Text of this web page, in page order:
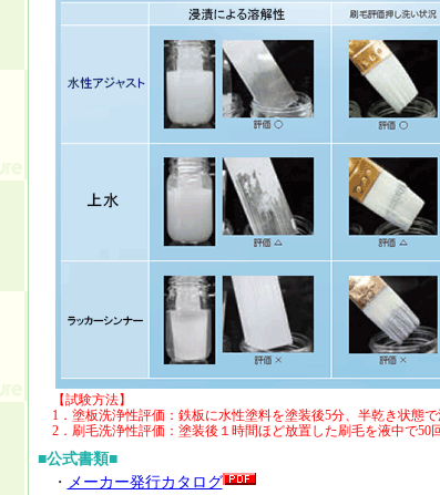
【試験方法】
1．塗板洗浄性評価：鉄板に水性塗料を塗装後5分、半乾き状態
2．刷毛洗浄性評価：塗装後１時間ほど放置した刷毛を液中で50
■公式書類■
・ メーカー発行カタログ